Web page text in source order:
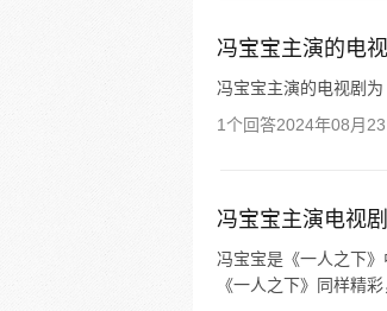
冯宝宝主演的电
冯宝宝主演的电视剧
1个回答2024年08月
冯宝宝主演电视
冯宝宝是《一人之下
《一人之下》同样精